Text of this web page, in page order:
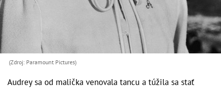
(Zdroj: Paramount Pictures)
Audrey sa od malička venovala tancu a túžila sa stať